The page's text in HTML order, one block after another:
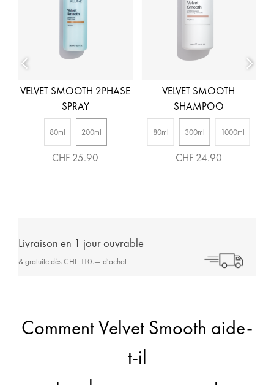
VELVET SMOOTH 2PHASE
SPRAY
80ml 200ml
CHF 25.90
VELVET SMOOTH
SHAMPOO
80ml 300ml 1000ml
CHF 24.90
Livraison en 1 jour ouvrable
& gratuite dès CHF 110.— d'achat
Comment Velvet Smooth aide-
t-il